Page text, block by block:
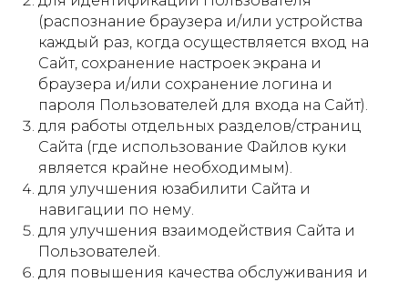
(распознание браузера и/или устройства
каждый раз, когда осуществляется вход на
Сайт, сохранение настроек экрана и
браузера и/или сохранение логина и
пароля Пользователей для входа на Сайт).
для работы отдельных разделов/страниц
Сайта (где использование Файлов куки
является крайне необходимым).
для улучшения юзабилити Сайта и
навигации по нему.
для улучшения взаимодействия Сайта и
Пользователей.
для повышения качества обслуживания и